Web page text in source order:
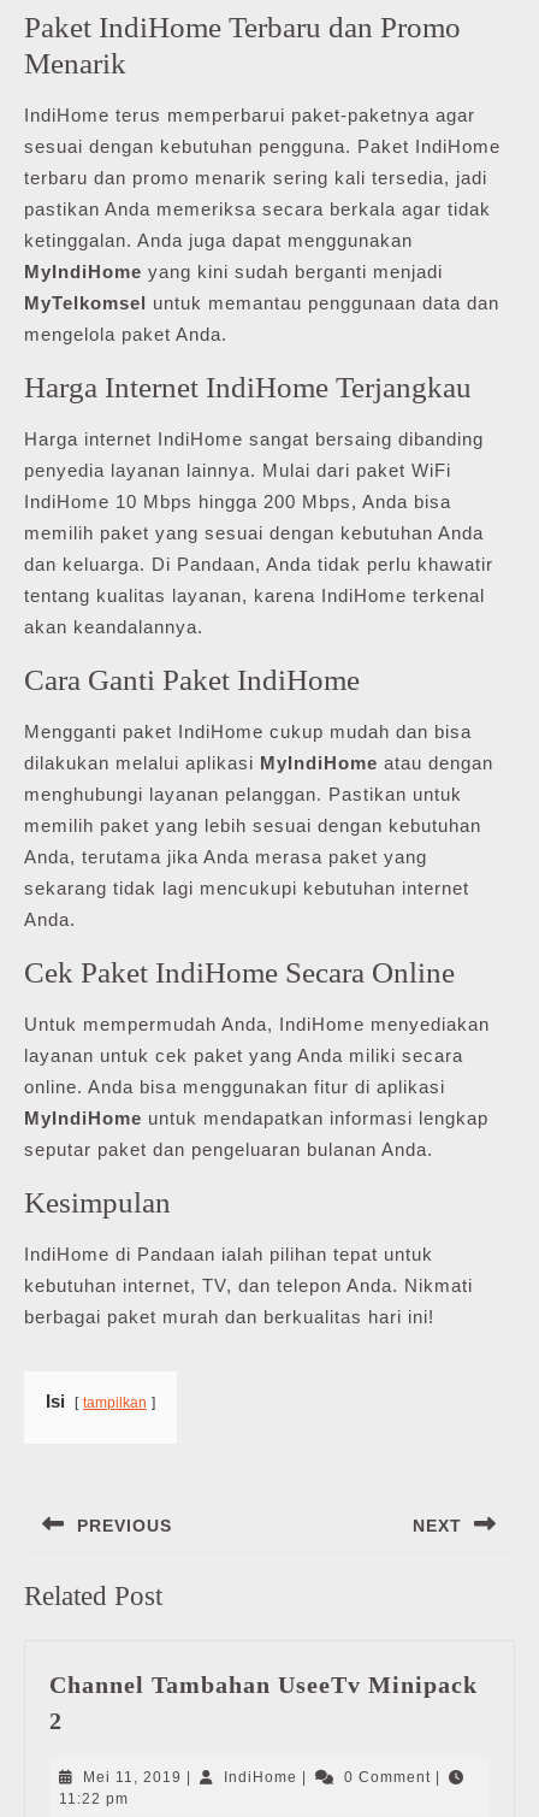
Paket IndiHome Terbaru dan Promo
Menarik
IndiHome terus memperbarui paket-paketnya agar
sesuai dengan kebutuhan pengguna. Paket IndiHome
terbaru dan promo menarik sering kali tersedia, jadi
pastikan Anda memeriksa secara berkala agar tidak
ketinggalan. Anda juga dapat menggunakan
MyIndiHome yang kini sudah berganti menjadi
MyTelkomsel untuk memantau penggunaan data dan
mengelola paket Anda.
Harga Internet IndiHome Terjangkau
Harga internet IndiHome sangat bersaing dibanding
penyedia layanan lainnya. Mulai dari paket WiFi
IndiHome 10 Mbps hingga 200 Mbps, Anda bisa
memilih paket yang sesuai dengan kebutuhan Anda
dan keluarga. Di Pandaan, Anda tidak perlu khawatir
tentang kualitas layanan, karena IndiHome terkenal
akan keandalannya.
Cara Ganti Paket IndiHome
Mengganti paket IndiHome cukup mudah dan bisa
dilakukan melalui aplikasi MyIndiHome atau dengan
menghubungi layanan pelanggan. Pastikan untuk
memilih paket yang lebih sesuai dengan kebutuhan
Anda, terutama jika Anda merasa paket yang
sekarang tidak lagi mencukupi kebutuhan internet
Anda.
Cek Paket IndiHome Secara Online
Untuk mempermudah Anda, IndiHome menyediakan
layanan untuk cek paket yang Anda miliki secara
online. Anda bisa menggunakan fitur di aplikasi
MyIndiHome untuk mendapatkan informasi lengkap
seputar paket dan pengeluaran bulanan Anda.
Kesimpulan
IndiHome di Pandaan ialah pilihan tepat untuk
kebutuhan internet, TV, dan telepon Anda. Nikmati
berbagai paket murah dan berkualitas hari ini!
Isi tampilkan
pos
PREVIOUS
post:
NEXT
Related Post
Channel Tambahan UseeTv Minipack
2
UseeTv
Minipack
Mei 11, 2019 Mei
IndiHome IndiHome0 Comment
11:22 pm